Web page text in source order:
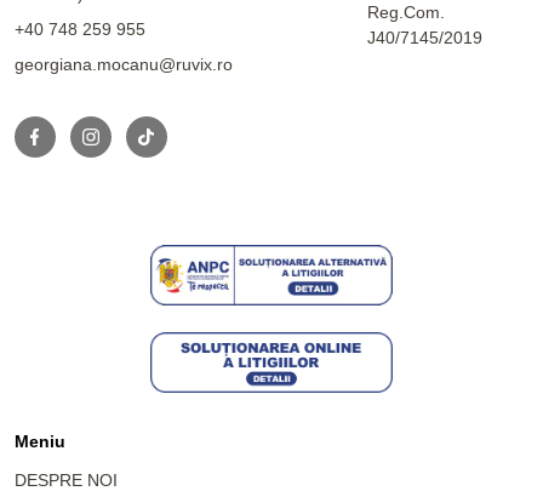
+40 748 259 955
georgiana.mocanu@ruvix.ro
Reg.Com.
J40/7145/2019
Meniu
DESPRE NOI